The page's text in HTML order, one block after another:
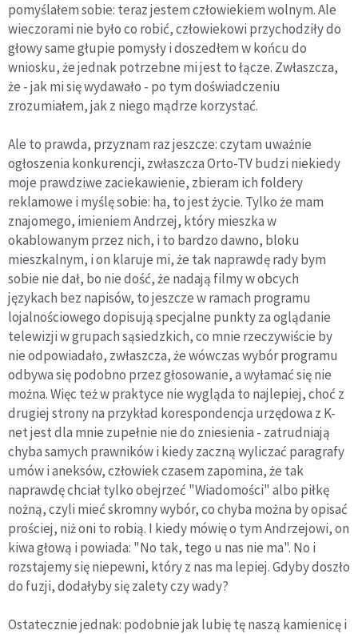
pomyślałem sobie: teraz jestem człowiekiem wolnym. Ale
wieczorami nie było co robić, człowiekowi przychodziły do
głowy same głupie pomysły i doszedłem w końcu do
wniosku, że jednak potrzebne mi jest to łącze. Zwłaszcza,
że - jak mi się wydawało - po tym doświadczeniu
zrozumiałem, jak z niego mądrze korzystać.
Ale to prawda, przyznam raz jeszcze: czytam uważnie
ogłoszenia konkurencji, zwłaszcza Orto-TV budzi niekiedy
moje prawdziwe zaciekawienie, zbieram ich foldery
reklamowe i myślę sobie: ha, to jest życie. Tylko że mam
znajomego, imieniem Andrzej, który mieszka w
okablowanym przez nich, i to bardzo dawno, bloku
mieszkalnym, i on klaruje mi, że tak naprawdę rady bym
sobie nie dał, bo nie dość, że nadają filmy w obcych
językach bez napisów, to jeszcze w ramach programu
lojalnościowego dopisują specjalne punkty za oglądanie
telewizji w grupach sąsiedzkich, co mnie rzeczywiście by
nie odpowiadało, zwłaszcza, że wówczas wybór programu
odbywa się podobno przez głosowanie, a wyłamać się nie
można. Więc też w praktyce nie wygląda to najlepiej, choć z
drugiej strony na przykład korespondencja urzędowa z K-
net jest dla mnie zupełnie nie do zniesienia - zatrudniają
chyba samych prawników i kiedy zaczną wyliczać paragrafy
umów i aneksów, człowiek czasem zapomina, że tak
naprawdę chciał tylko obejrzeć "Wiadomości" albo piłkę
nożną, czyli mieć skromny wybór, co chyba można by opisać
prościej, niż oni to robią. I kiedy mówię o tym Andrzejowi, on
kiwa głową i powiada: "No tak, tego u nas nie ma". No i
rozstajemy się niepewni, który z nas ma lepiej. Gdyby doszło
do fuzji, dodałyby się zalety czy wady?
Ostatecznie jednak: podobnie jak lubię tę naszą kamienicę i